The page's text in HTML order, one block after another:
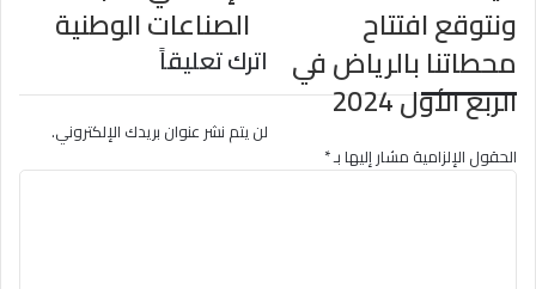
ونتوقع افتتاح
محطاتنا بالرياض في
الربع الأول 2024
الصناعات الوطنية
اترك تعليقاً
لن يتم نشر عنوان بريدك الإلكتروني.
الحقول الإلزامية مشار إليها بـ*
ا